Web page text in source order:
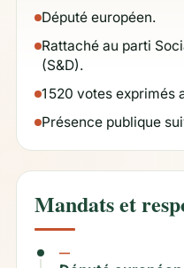
Député européen.
Rattaché au parti
(S&D).
1 520 votes exprimés
Présence publique
Mandats et
—